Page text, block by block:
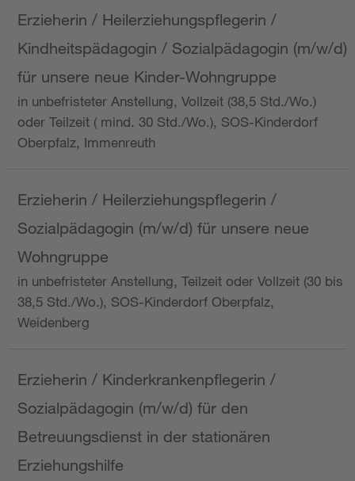
Erzieherin / Heilerziehungspflegerin /
Kindheitspädagogin / Sozialpädagogin (m/w/d)
für unsere neue Kinder-Wohngruppe
in unbefristeter Anstellung, Vollzeit (38,5 Std./Wo.)
oder Teilzeit ( mind. 30 Std./Wo.), SOS-Kinderdorf
Oberpfalz, Immenreuth
Erzieherin / Heilerziehungspflegerin /
Sozialpädagogin (m/w/d) für unsere neue
Wohngruppe
in unbefristeter Anstellung, Teilzeit oder Vollzeit (30 bis
38,5 Std./Wo.), SOS-Kinderdorf Oberpfalz,
Weidenberg
Erzieherin / Kinderkrankenpflegerin /
Sozialpädagogin (m/w/d) für den
Betreuungsdienst in der stationären
Erziehungshilfe